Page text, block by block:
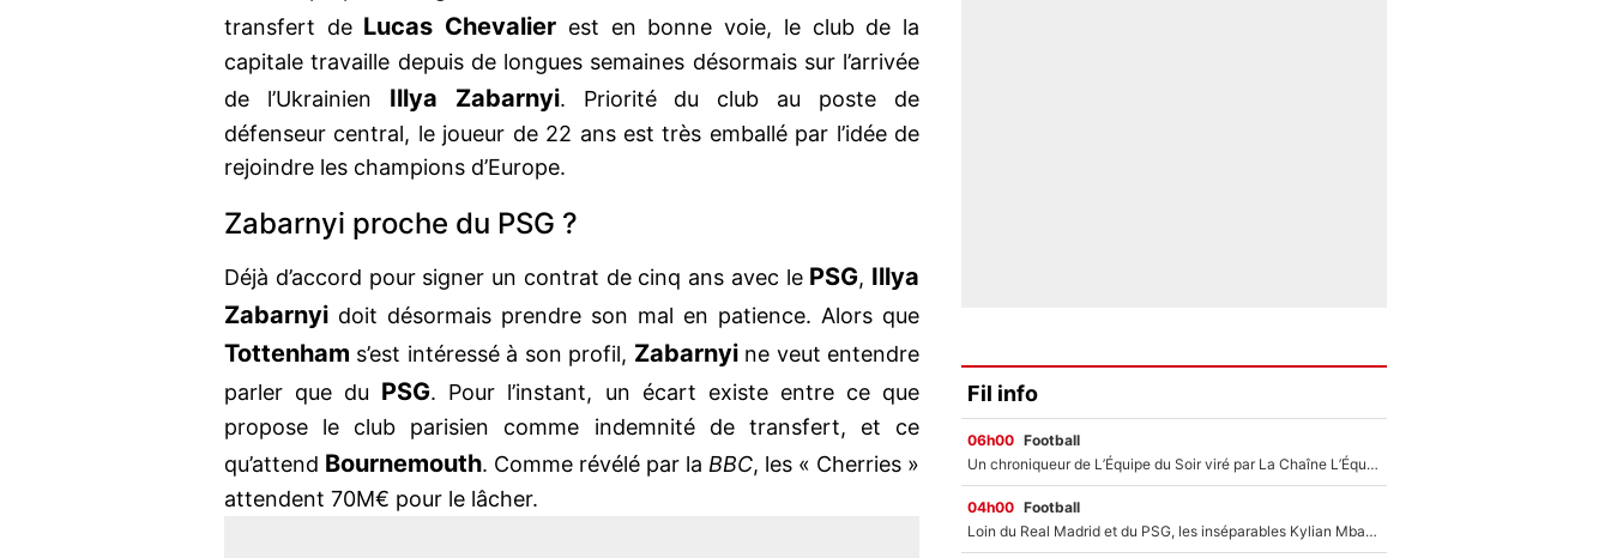
transfert de Lucas Chevalier est en bonne voie, le club de la
capitale travaille depuis de longues semaines désormais sur l’arrivée
de l’Ukrainien Illya Zabarnyi. Priorité du club au poste de
défenseur central, le joueur de 22 ans est très emballé par l’idée de
rejoindre les champions d’Europe.
Zabarnyi proche du PSG ?
Déjà d’accord pour signer un contrat de cinq ans avec le PSG, Illya
Zabarnyi doit désormais prendre son mal en patience. Alors que
Tottenham s’est intéressé à son profil, Zabarnyi ne veut entendre
parler que du PSG. Pour l’instant, un écart existe entre ce que
propose le club parisien comme indemnité de transfert, et ce
qu’attend Bournemouth. Comme révélé par la BBC, les « Cherries »
attendent 70M€ pour le lâcher.
Fil info
06h00 Football
Un chroniqueur de L’Équipe du Soir viré par La Chaîne L’Équipe : Même Olivier Ménard n’avait pas pu empêcher son départ, «je l’ai appris sur Twitter, je l’ai vécu assez mal»
04h00 Football
Loin du Real Madrid et du PSG, les inséparables Kylian Mbappé et Achraf Hakimi changent d'équipe le temps d'une journée !